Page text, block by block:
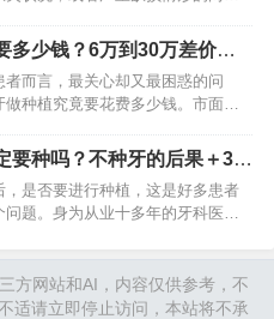
方面，存在着截然不同的区别。
牙在形态上更…
多少钱？6万到30万差价在
讲清楚
者而言，最关心却又最困惑的问
做种植究竟要花费多少钱。市面
并没有统一标准，它是由种植体品
牙槽骨条件、所…
要种吗？不种牙的后果＋3种
，是否要进行种植，这是好多患者
问题。身为从业十多年的牙科医
结果反倒花费…
方网站和AI，内容仅供参考，不
适请立即停止访问，本站将不承